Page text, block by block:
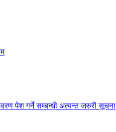
पेश गर्ने सम्बन्धी अत्यन्त जरुरी सूचना